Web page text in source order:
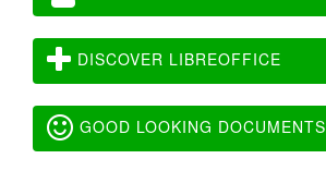
DISCOVER LIBREOFFICE
GOOD LOOKING DOCUMENTS